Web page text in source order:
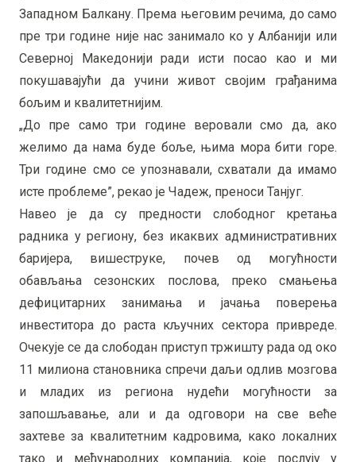
Западном Балкану. Према његовим речима, до само
пре три године није нас занимало ко у Албанији или
Северној Македонији ради исти посао као и ми
покушавајући да учини живот својим грађанима
бољим и квалитетнијим.
„До пре само три године веровали смо да, ако
желимо да нама буде боље, њима мора бити горе.
Три године смо се упознавали, схватали да имамо
исте проблеме”, рекао је Чадеж, преноси Танјуг.
Навео је да су предности слободног кретања
радника у региону, без икаквих административних
баријера, вишеструке, почев од могућности
обављања сезонских послова, преко смањења
дефицитарних занимања и јачања поверења
инвеститора до раста кључних сектора привреде.
Очекује се да слободан приступ тржишту рада од око
11 милиона становника спречи даљи одлив мозгова
и младих из региона нудећи могућности за
запошљавање, али и да одговори на све веће
захтеве за квалитетним кадровима, како локалних
тако и међународних компанија, које послују у